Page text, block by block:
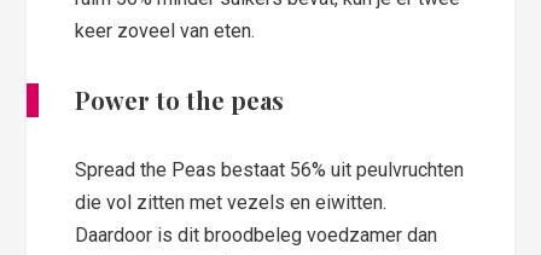
keer zoveel van eten.
Power to the peas
Spread the Peas bestaat 56% uit peulvruchten
die vol zitten met vezels en eiwitten.
Daardoor is dit broodbeleg voedzamer dan